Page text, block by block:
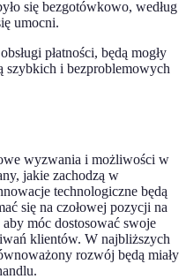
się bezgotówkowo, według
umocni.
płatności, będą mogły
szybkich i bezproblemowych
wyzwania i możliwości w
jakie zachodzą w
technologiczne będą
się na czołowej pozycji na
móc dostosować swoje
klientów. W najbliższych
rozwój będą miały